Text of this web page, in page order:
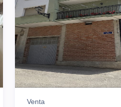
Venta